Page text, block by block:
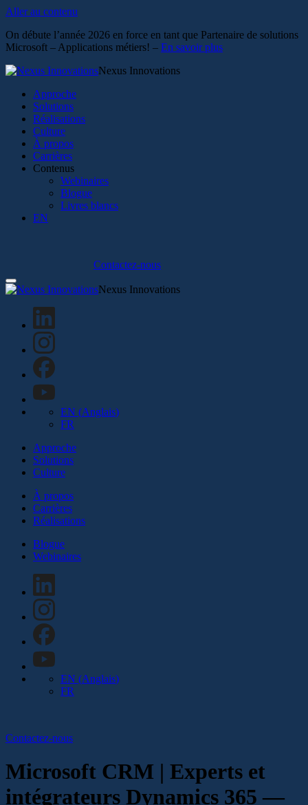
Aller au contenu
On débute l’année 2026 en force en tant que Partenaire de solutions
Microsoft – Applications métiers! – En savoir plus
Nexus Innovations
Approche
Solutions
Réalisations
Culture
À propos
Carrières
Contenus
Webinaires
Blogue
Livres blancs
EN
Contactez-nous
Nexus Innovations
EN (Anglais)
FR
Approche
Solutions
Culture
À propos
Carrières
Réalisations
Blogue
Webinaires
EN (Anglais)
FR
Contactez-nous
Microsoft CRM | Experts et
intégrateurs Dynamics 365 —